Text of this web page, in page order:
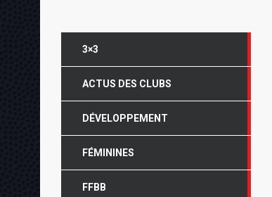
3×3
ACTUS DES CLUBS
DÉVELOPPEMENT
FÉMININES
FFBB